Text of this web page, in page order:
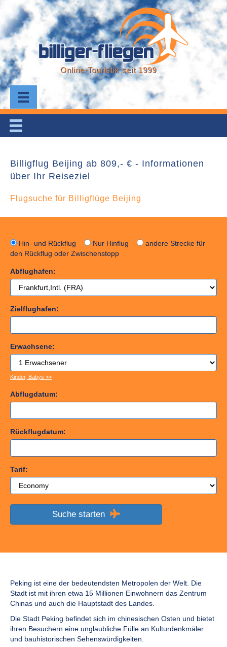
Online-Touristik seit 1999
Billigflug Beijing ab 809,- € - Informationen
über Ihr Reiseziel
Flugsuche für Billigflüge Beijing
Hin- und Rückflug Nur Hinflug
andere Strecke für
den Rückflug oder Zwischenstopp
Abflughafen:
Zielflughafen:
Erwachsene:
Kinder, Babys >>
Abflugdatum:
Rückflugdatum:
Tarif:
Peking ist eine der bedeutendsten Metropolen der Welt. Die
Stadt ist mit ihren etwa 15 Millionen Einwohnern das Zentrum
Chinas und auch die Hauptstadt des Landes.
Die Stadt Peking befindet sich im chinesischen Osten und bietet
ihren Besuchern eine unglaubliche Fülle an Kulturdenkmäler
und bauhistorischen Sehenswürdigkeiten.